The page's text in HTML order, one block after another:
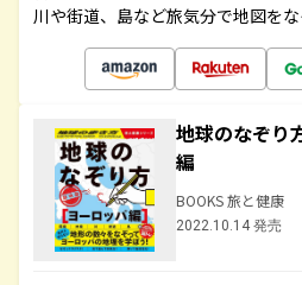
川や街道、島など旅気分で地図を
地球のなぞ
編
BOOKS 旅と健康
2022.10.14 発売